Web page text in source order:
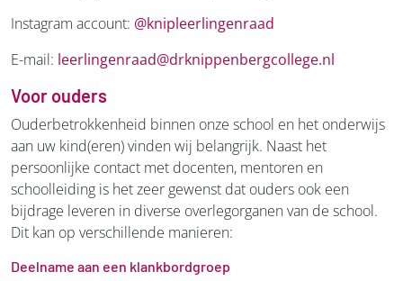
Instagram account: @knipleerlingenraad
E-mail: leerlingenraad@drknippenbergcollege.nl
Voor ouders
Ouderbetrokkenheid binnen onze school en het onderwijs
aan uw kind(eren) vinden wij belangrijk. Naast het
persoonlijke contact met docenten, mentoren en
schoolleiding is het zeer gewenst dat ouders ook een
bijdrage leveren in diverse overlegorganen van de school.
Dit kan op verschillende manieren:
Deelname aan een klankbordgroep